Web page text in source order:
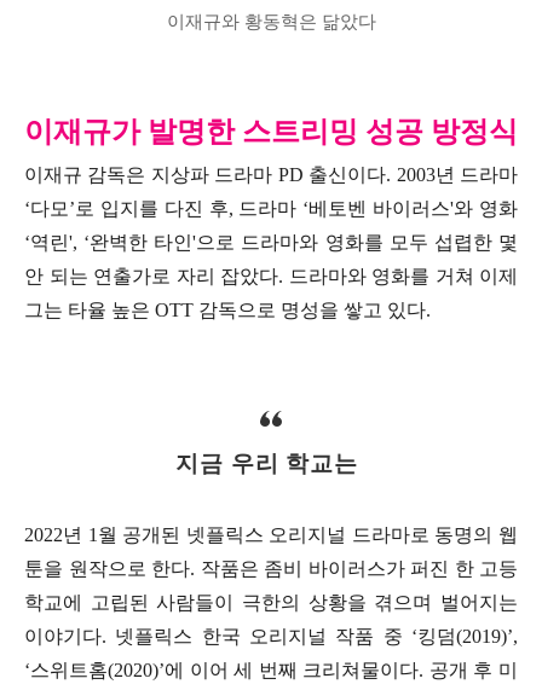
이재규와 황동혁은 닮았다
이재규가 발명한 스트리밍 성공 방정식
이재규 감독은 지상파 드라마 PD 출신이다. 2003년 드라마
‘다모’로 입지를 다진 후, 드라마 ‘베토벤 바이러스'와 영화
‘역린', ‘완벽한 타인'으로 드라마와 영화를 모두 섭렵한 몇
안 되는 연출가로 자리 잡았다. 드라마와 영화를 거쳐 이제
그는 타율 높은 OTT 감독으로 명성을 쌓고 있다.
지금 우리 학교는
2022년 1월 공개된 넷플릭스 오리지널 드라마로 동명의 웹
툰을 원작으로 한다. 작품은 좀비 바이러스가 퍼진 한 고등
학교에 고립된 사람들이 극한의 상황을 겪으며 벌어지는
이야기다. 넷플릭스 한국 오리지널 작품 중 ‘킹덤(2019)’,
‘스위트홈(2020)’에 이어 세 번째 크리쳐물이다. 공개 후 미